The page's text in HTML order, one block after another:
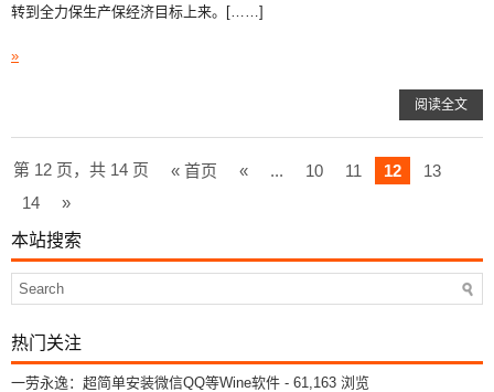
转到全力保生产保经济目标上来。[……]
»
阅读全文
第 12 页，共 14 页 « 首页 « ... 10 11 12
13
14
»
本站搜索
热门关注
一劳永逸：超简单安装微信QQ等Wine软件 - 61,163 浏览